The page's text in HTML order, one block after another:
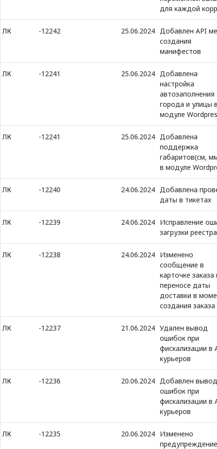
для каждой
ЛК -12242 25.06.2024 Добавлен API
создания
манифестов
ЛК -12241 25.06.2024 Добавлена
настройка
автозаполнения
города и улицы
модуле
ЛК -12241 25.06.2024 Добавлена
поддержка
габаритов(см,
в модуле
ЛК -12240 24.06.2024 Добавлена
даты в тикетах
ЛК -12239 24.06.2024 Исправление
загрузки реестра
ЛК -12238 24.06.2024 Изменено
сообщение в
карточке заказа
переносе даты
доставки в
создания заказа
ЛК -12237 21.06.2024 Удален вывод
ошибок при
фискализации в
курьеров
ЛК -12236 20.06.2024 Добавлен вывод
ошибок при
фискализации в
курьеров
ЛК -12235 20.06.2024 Изменено